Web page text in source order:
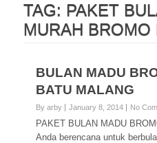
TAG: PAKET
MURAH BROMO
BULAN MADU
BATU MALANG
By arby January 8, 2014 No
PAKET BULAN MADU
Anda berencana untuk